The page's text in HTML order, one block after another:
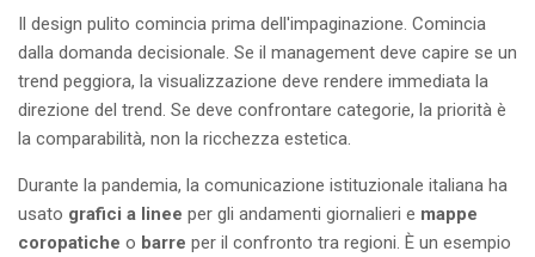
Il design pulito comincia prima dell'impaginazione. Comincia
dalla domanda decisionale. Se il management deve capire se un
trend peggiora, la visualizzazione deve rendere immediata la
direzione del trend. Se deve confrontare categorie, la priorità è
la comparabilità, non la ricchezza estetica.
Durante la pandemia, la comunicazione istituzionale italiana ha
usato grafici a linee per gli andamenti giornalieri e mappe
coropatiche o barre per il confronto tra regioni. È un esempio